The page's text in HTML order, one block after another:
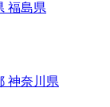
福島県
神奈川県